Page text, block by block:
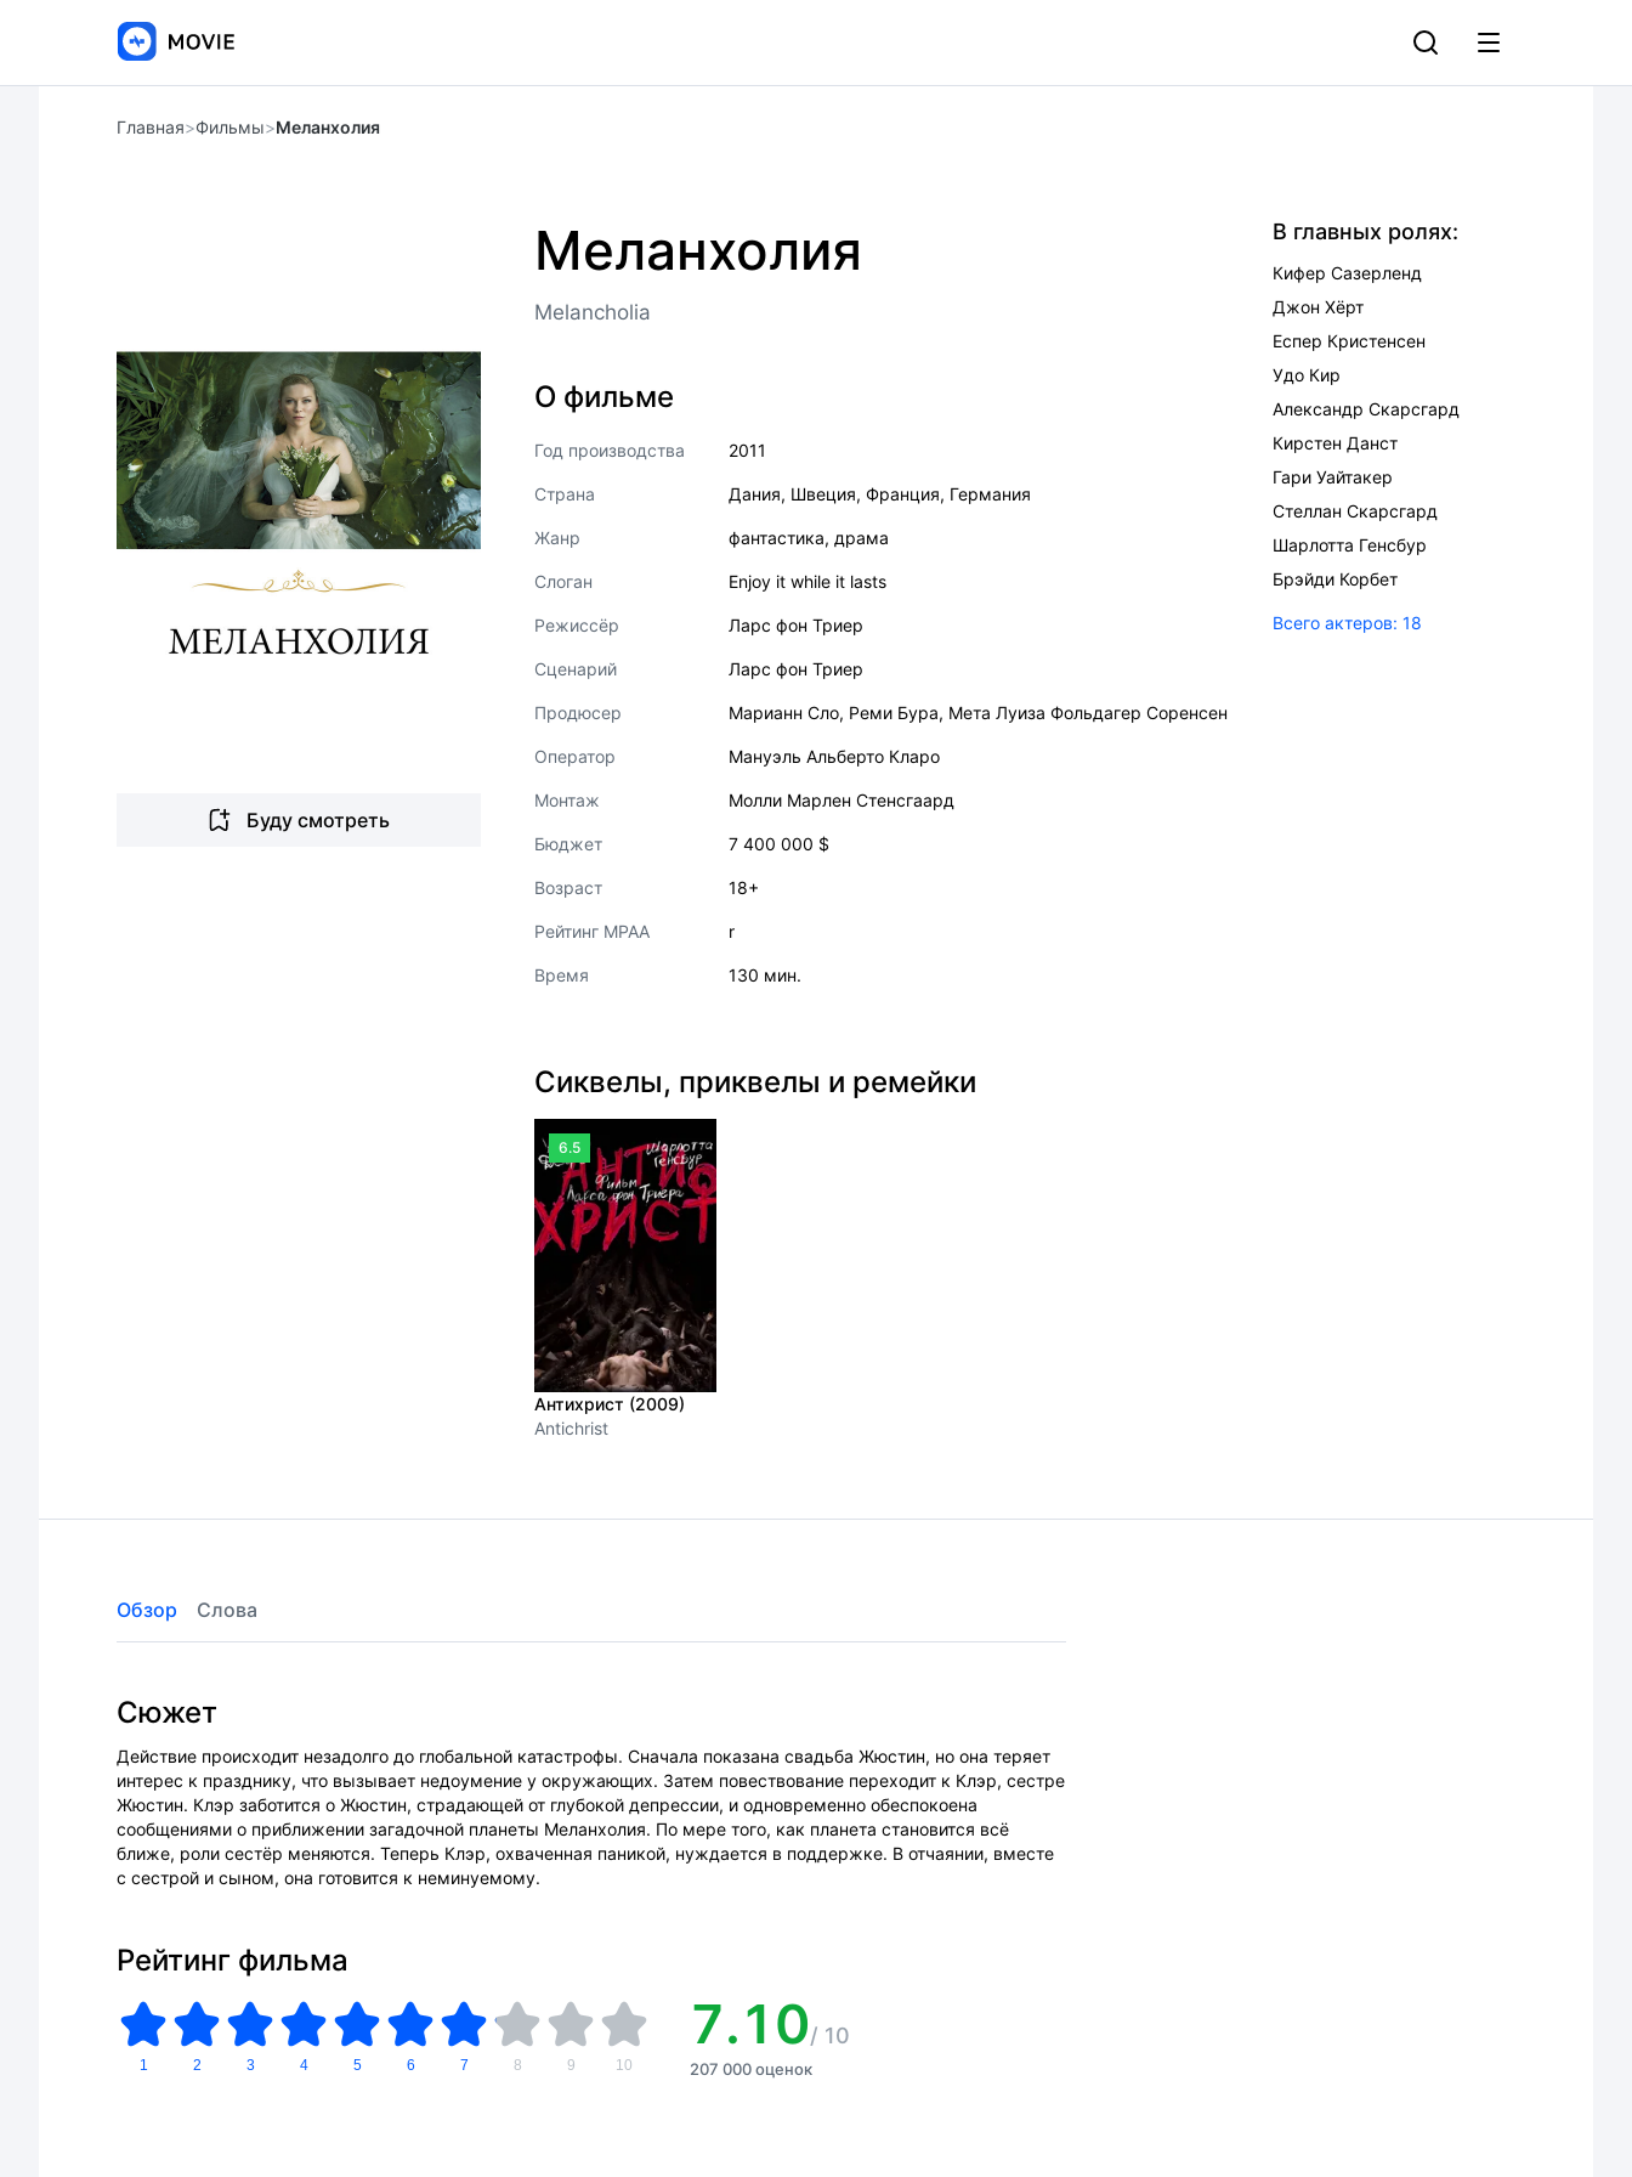
Главная>Фильмы>Меланхолия
Буду смотреть
Меланхолия
Melancholia
О фильме
Год производства 2011
Страна Дания, Швеция, Франция, Германия
Жанр фантастика, драма
Слоган Enjoy it while it lasts
Режиссёр Ларс фон Триер
Сценарий Ларс фон Триер
Продюсер Марианн Сло, Реми Бура, Мета Луиза Фольдагер Соренсен
Оператор Мануэль Альберто Кларо
Монтаж Молли Марлен Стенсгаард
Бюджет 7 400 000 $
Возраст 18+
Рейтинг MPAA r
Время 130 мин.
В главных ролях:
Кифер Сазерленд
Джон Хёрт
Еспер Кристенсен
Удо Кир
Александр Скарсгард
Кирстен Данст
Гари Уайтакер
Стеллан Скарсгард
Шарлотта Генсбур
Брэйди Корбет
Всего актеров: 18
Сиквелы, приквелы и ремейки
6.5
Антихрист (2009)
Antichrist
Обзор Слова
Сюжет
Действие происходит незадолго до глобальной катастрофы. Сначала показана свадьба Жюстин, но она теряет
интерес к празднику, что вызывает недоумение у окружающих. Затем повествование переходит к Клэр, сестре
Жюстин. Клэр заботится о Жюстин, страдающей от глубокой депрессии, и одновременно обеспокоена
сообщениями о приближении загадочной планеты Меланхолия. По мере того, как планета становится всё
ближе, роли сестёр меняются. Теперь Клэр, охваченная паникой, нуждается в поддержке. В отчаянии, вместе
с сестрой и сыном, она готовится к неминуемому.
Рейтинг фильма
1 2 3 4 5 6 7 8 9 10
7.10/ 10
207 000 оценок